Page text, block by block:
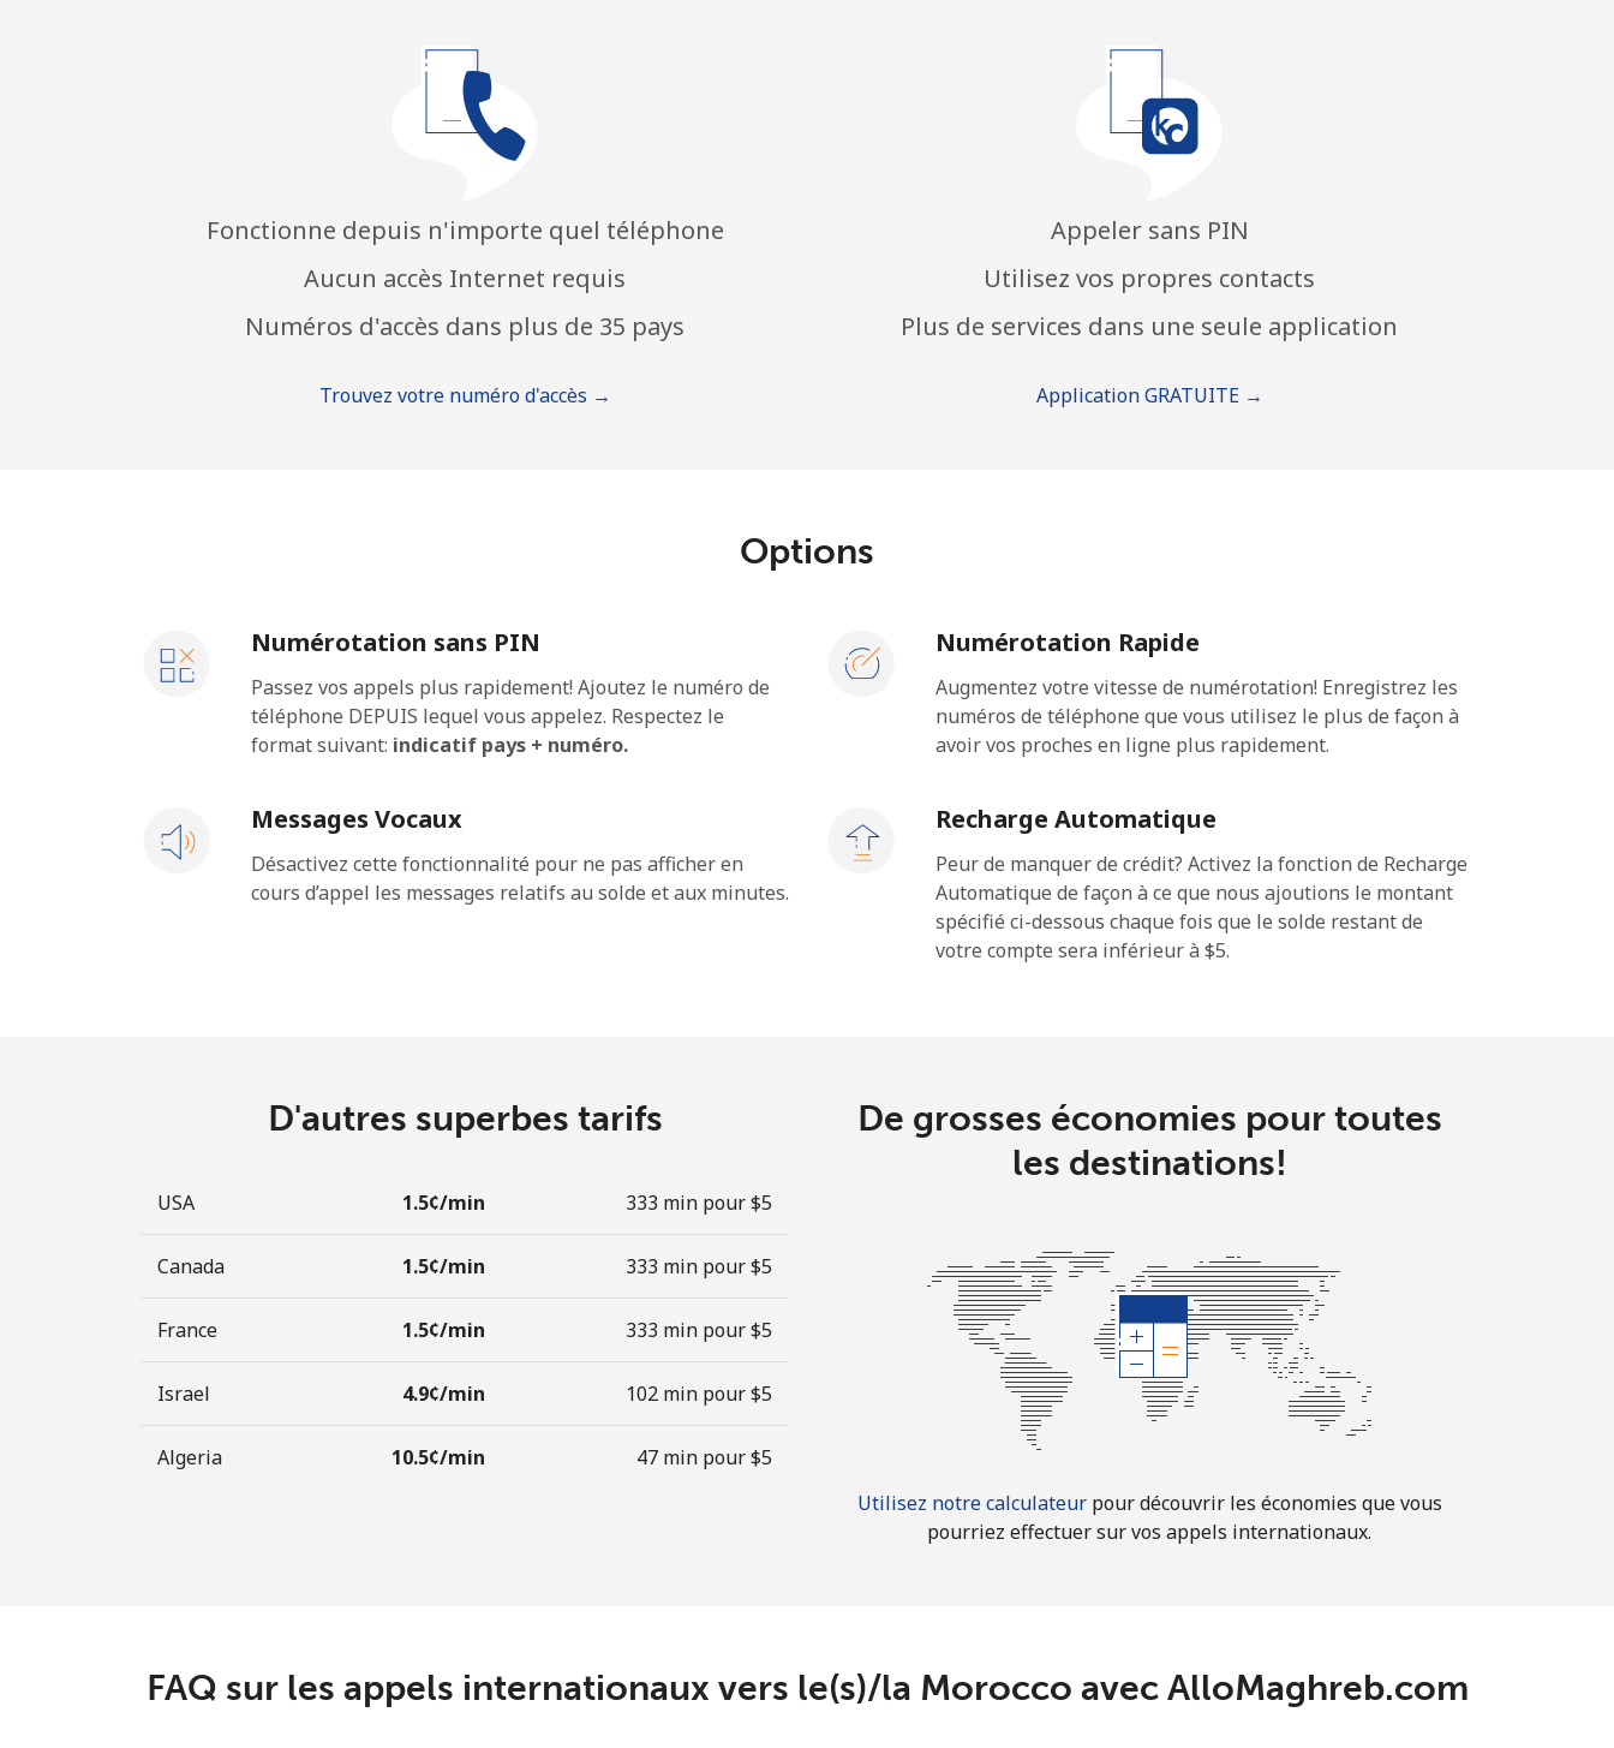
Fonctionne depuis n'importe quel téléphone
Aucun accès Internet requis
Numéros d'accès dans plus de 35 pays
Trouvez votre numéro d'accès →
Appeler sans PIN
Utilisez vos propres contacts
Plus de services dans une seule application
Application GRATUITE →
Options
Numérotation sans PIN
Passez vos appels plus rapidement! Ajoutez le numéro de
téléphone DEPUIS lequel vous appelez. Respectez le
format suivant: indicatif pays + numéro.
Numérotation Rapide
Augmentez votre vitesse de numérotation! Enregistrez les
numéros de téléphone que vous utilisez le plus de façon à
avoir vos proches en ligne plus rapidement.
Messages Vocaux
Désactivez cette fonctionnalité pour ne pas afficher en
cours d’appel les messages relatifs au solde et aux minutes.
Recharge Automatique
Peur de manquer de crédit? Activez la fonction de Recharge
Automatique de façon à ce que nous ajoutions le montant
spécifié ci-dessous chaque fois que le solde restant de
votre compte sera inférieur à ⁦$5⁩.
D'autres superbes tarifs
USA ⁦1.5¢⁩/min 333 min pour ⁦$5⁩
Canada ⁦1.5¢⁩/min 333 min pour ⁦$5⁩
France ⁦1.5¢⁩/min 333 min pour ⁦$5⁩
Israel ⁦4.9¢⁩/min 102 min pour ⁦$5⁩
Algeria ⁦10.5¢⁩/min 47 min pour ⁦$5⁩
De grosses économies pour toutes
les destinations!
Utilisez notre calculateurpour découvrir les économies que vous
pourriez effectuer sur vos appels internationaux.
FAQ sur les appels internationaux vers le(s)/la Morocco avec AlloMaghreb.com